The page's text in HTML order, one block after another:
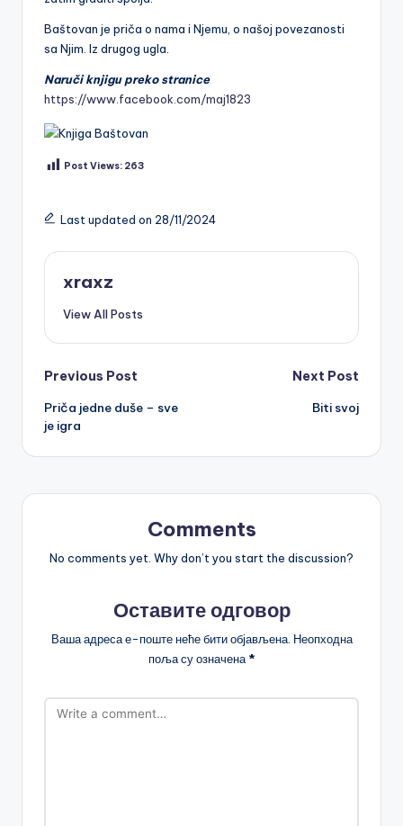
Baštovan je priča o nama i Njemu, o našoj povezanosti
sa Njim. Iz drugog ugla.
Naruči knjigu preko stranice
https://www.facebook.com/maj1823
Post Views: 263
Last updated on 28/11/2024
xraxz
View All Posts
Post
navigation
Previous Post
Priča jedne duše – sve
je igra
Next Post
Biti svoj
Comments
No comments yet. Why don’t you start the discussion?
Оставите одговор
Ваша адреса е-поште неће бити објављена. Неопходна
поља су означена *